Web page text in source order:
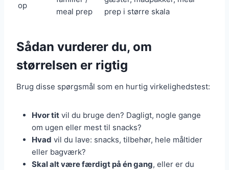
op
meal prep
prep i større skala
Sådan vurderer du, om
størrelsen er rigtig
Brug disse spørgsmål som en hurtig virkelighedstest:
Hvor tit vil du bruge den? Dagligt, nogle gange
om ugen eller mest til snacks?
Hvad vil du lave: snacks, tilbehør, hele måltider
eller bagværk?
Skal alt være færdigt på én gang, eller er du